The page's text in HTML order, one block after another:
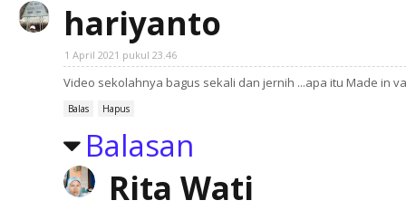
hariyanto
1 April 2021 pukul 23.46
Video sekolahnya bagus sekali dan jernih ...apa itu Made in
Balas Hapus
Balasan
Rita Wati